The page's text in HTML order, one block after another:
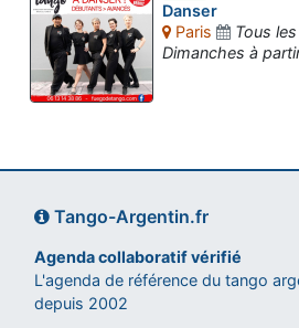
Danser
Paris
Tous
Dimanches à
Tango-Argentin.fr
Agenda collaboratif vérifié
L'agenda de référence du tango
depuis 2002